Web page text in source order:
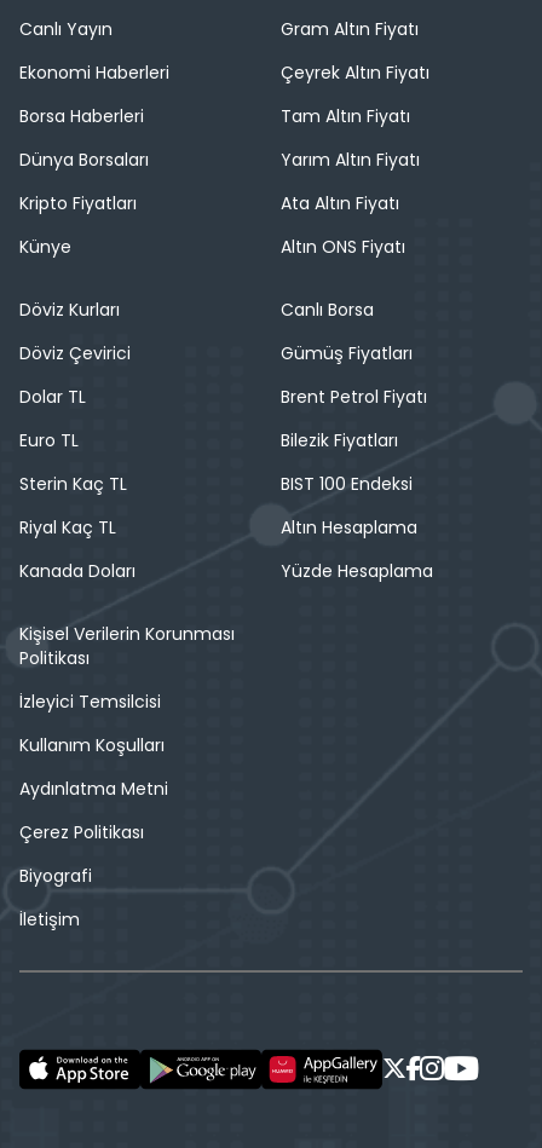
Canlı Yayın
Ekonomi Haberleri
Borsa Haberleri
Dünya Borsaları
Kripto Fiyatları
Künye
Gram Altın Fiyatı
Çeyrek Altın Fiyatı
Tam Altın Fiyatı
Yarım Altın Fiyatı
Ata Altın Fiyatı
Altın ONS Fiyatı
Döviz Kurları
Döviz Çevirici
Dolar TL
Euro TL
Sterin Kaç TL
Riyal Kaç TL
Kanada Doları
Canlı Borsa
Gümüş Fiyatları
Brent Petrol Fiyatı
Bilezik Fiyatları
BIST 100 Endeksi
Altın Hesaplama
Yüzde Hesaplama
Kişisel Verilerin Korunması
Politikası
İzleyici Temsilcisi
Kullanım Koşulları
Aydınlatma Metni
Çerez Politikası
Biyografi
İletişim